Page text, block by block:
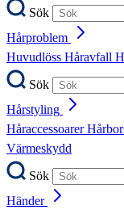
Sök
Hårproblem
Huvudlöss Håravfall
Sök
Hårstyling
Håraccessoarer
Värmeskydd
Sök
Händer